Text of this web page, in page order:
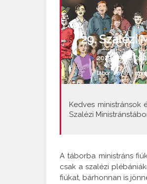
29. Szalézi
2023-03-30
tábor•nyár•
Kedves ministránsok
Szalézi
A táborba ministráns
csak a szalézi
fiúkat, bárhonnan is